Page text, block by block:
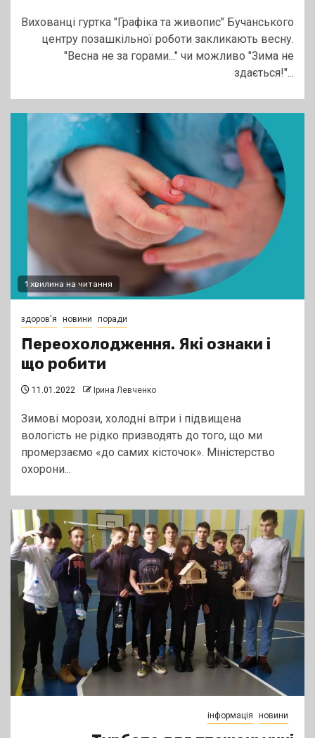
Вихованці гуртка "Графіка та живопис" Бучанського
центру позашкільної роботи закликають весну.
"Весна не за горами..." чи можливо "Зима не
здається!"...
1 хвилина на читання
здоров'я новини поради
Переохолодження. Які ознаки і
що робити
11.01.2022 Ірина Левченко
Зимові морози, холодні вітри і підвищена
вологість не рідко призводять до того, що ми
промерзаємо «до самих кісточок». Міністерство
охорони...
інформація новини